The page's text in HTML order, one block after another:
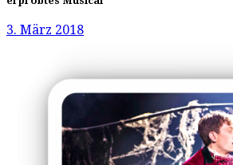
3. März 2018